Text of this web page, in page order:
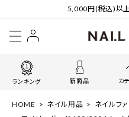
5,000円(税込)以
ランキング 新商品 カ
HOME ネイル用品
ネイルフ